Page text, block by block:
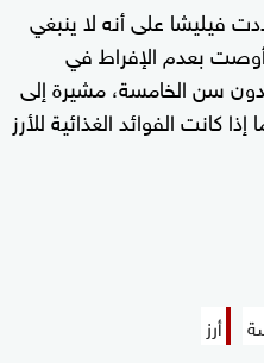
فيليشا على أنه لا ينبغي
أوصت بعدم الإفراط في
سن الخامسة، مشيرة إلى
كانت الفوائد الغذائية للأرز
أرز